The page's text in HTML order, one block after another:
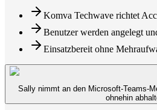
Komva Techwave richtet
Benutzer werden angelegt
Einsatzbereit ohne
Sally nimmt an den Microsoft-Teams-
ohnehin